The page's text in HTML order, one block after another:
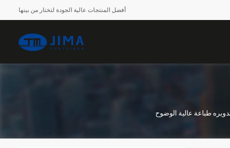
أفضل المنتجات عالية الجودة لتختار من بينها